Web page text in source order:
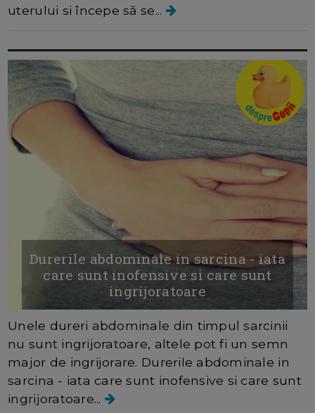
uterului si începe să se...
Durerile abdominale in sarcina - iata
care sunt inofensive si care sunt
ingrijoratoare
Unele dureri abdominale din timpul sarcinii
nu sunt ingrijoratoare, altele pot fi un semn
major de ingrijorare. Durerile abdominale in
sarcina - iata care sunt inofensive si care sunt
ingrijoratoare...